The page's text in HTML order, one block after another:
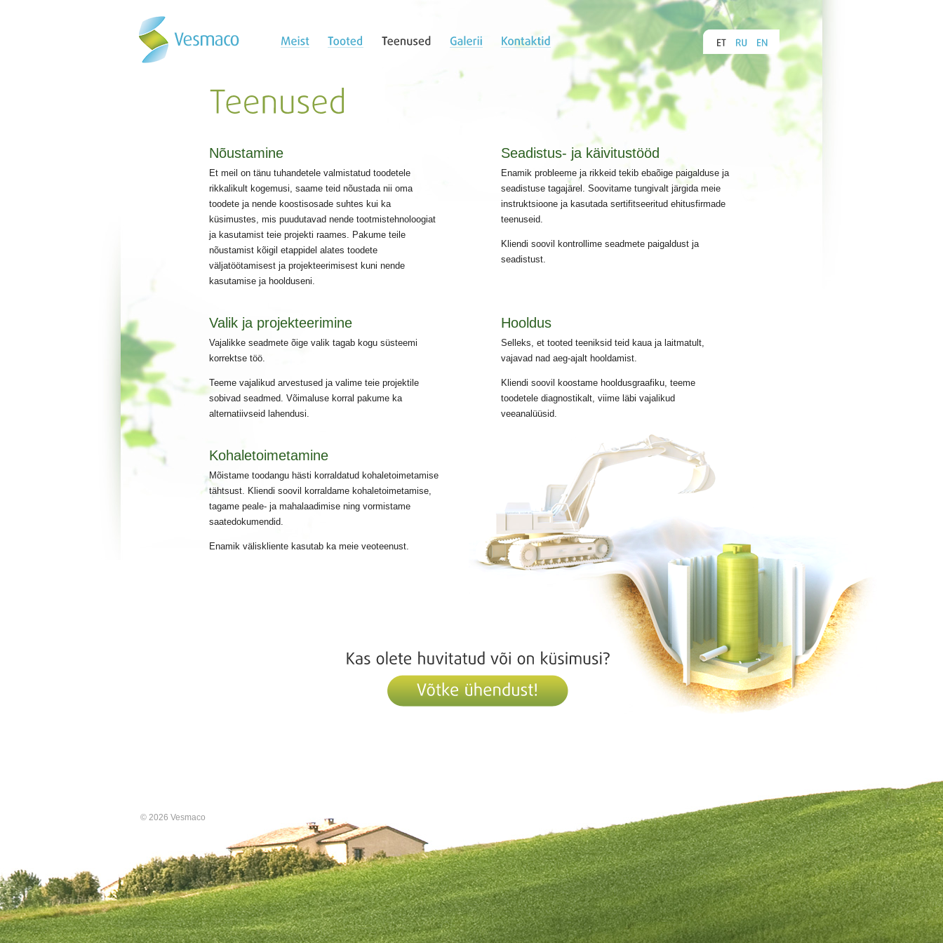
Nõustamine
Et meil on tänu tuhandetele valmistatud toodetele
rikkalikult kogemusi, saame teid nõustada nii oma
toodete ja nende koostisosade suhtes kui ka
küsimustes, mis puudutavad nende tootmistehnoloogiat
ja kasutamist teie projekti raames. Pakume teile
nõustamist kõigil etappidel alates toodete
väljatöötamisest ja projekteerimisest kuni nende
kasutamise ja hoolduseni.
Seadistus- ja käivitustööd
Enamik probleeme ja rikkeid tekib ebaõige paigalduse ja
seadistuse tagajärel. Soovitame tungivalt järgida meie
instruktsioone ja kasutada sertifitseeritud ehitusfirmade
teenuseid.
Kliendi soovil kontrollime seadmete paigaldust ja
seadistust.
Valik ja projekteerimine
Vajalikke seadmete õige valik tagab kogu süsteemi
korrektse töö.
Teeme vajalikud arvestused ja valime teie projektile
sobivad seadmed. Võimaluse korral pakume ka
alternatiivseid lahendusi.
Hooldus
Selleks, et tooted teeniksid teid kaua ja laitmatult,
vajavad nad aeg-ajalt hooldamist.
Kliendi soovil koostame hooldusgraafiku, teeme
toodetele diagnostikalt, viime läbi vajalikud
veeanalüüsid.
Kohaletoimetamine
Mõistame toodangu hästi korraldatud kohaletoimetamise
tähtsust. Kliendi soovil korraldame kohaletoimetamise,
tagame peale- ja mahalaadimise ning vormistame
saatedokumendid.
Enamik väliskliente kasutab ka meie veoteenust.
© 2026 Vesmaco